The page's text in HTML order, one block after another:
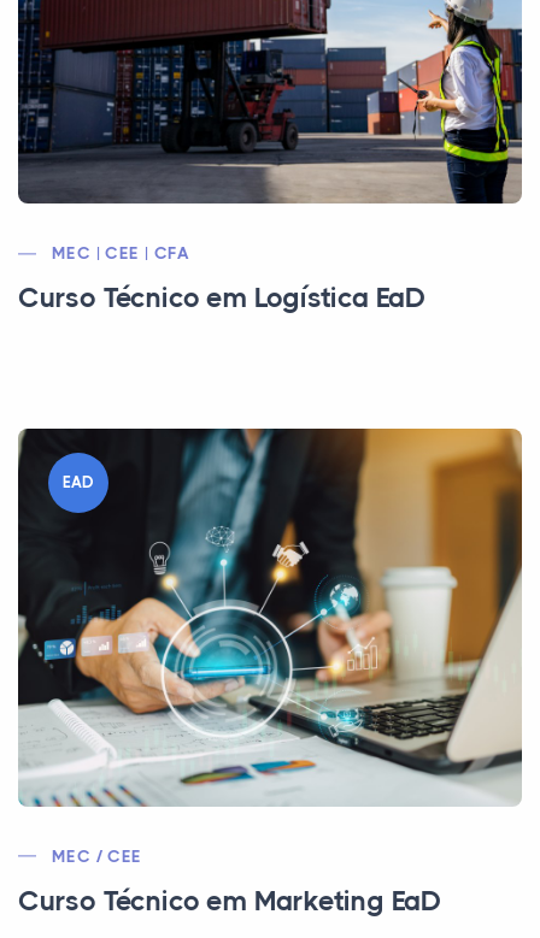
MEC | CEE | CFA
Curso Técnico em Logística EaD
EAD
MEC / CEE
Curso Técnico em Marketing EaD